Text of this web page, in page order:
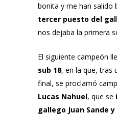
bonita y me han salido
tercer puesto del
nos dejaba la primera
El siguiente campeón
sub 18, en la que, tras
final, se proclamó
Lucas Nahuel, que se
gallego Juan Sande